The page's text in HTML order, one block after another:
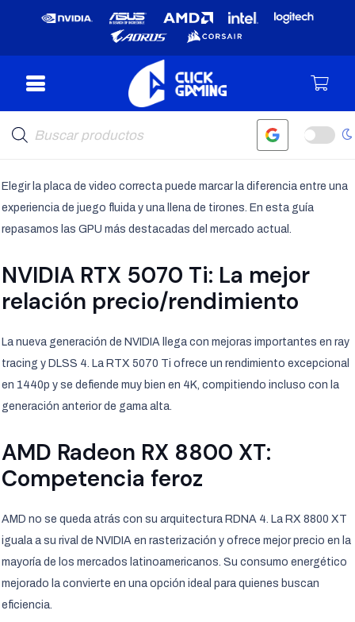
de
productos
Elegir la placa de video correcta puede marcar la diferencia entre una
experiencia de juego fluida y una llena de tirones. En esta guía
repasamos las GPU más destacadas del mercado actual.
NVIDIA RTX 5070 Ti: La mejor
relación precio/rendimiento
La nueva generación de NVIDIA llega con mejoras importantes en ray
tracing y DLSS 4. La RTX 5070 Ti ofrece un rendimiento excepcional
en 1440p y se defiende muy bien en 4K, compitiendo incluso con la
generación anterior de gama alta.
AMD Radeon RX 8800 XT:
Competencia feroz
AMD no se queda atrás con su arquitectura RDNA 4. La RX 8800 XT
iguala a su rival de NVIDIA en rasterización y ofrece mejor precio en la
mayoría de los mercados latinoamericanos. Su consumo energético
mejorado la convierte en una opción ideal para quienes buscan
eficiencia.